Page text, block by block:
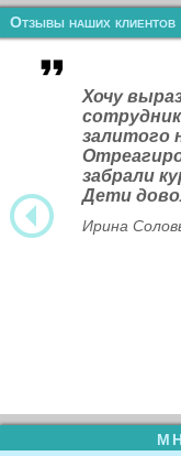
Отзывы наших клиентов
Хочу
залитого
забрали
Дети
Ирина